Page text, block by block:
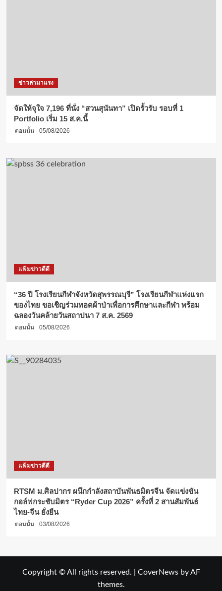
ข่าวล่ามาแรง
จัดให้จุใจ 7,196 ที่นั่ง “สวนสุนันทา” เปิดรั้วรับ รอบที่ 1
Portfolio เริ่ม 15 ส.ค.นี้
ตอนนั้น 05/08/2026
แฟ้มข่าวดีดี
“36 ปี โรงเรียนกีฬาจังหวัดสุพรรณบุรี” โรงเรียนกีฬาแห่งแรก
ของไทย ขอเชิญร่วมทอดผ้าป่าเพื่อการศึกษาและกีฬา พร้อม
ฉลองวันคล้ายวันสถาปนา 7 ส.ค. 2569
ตอนนั้น 05/08/2026
แฟ้มข่าวดีดี
RTSM ม.ศิลปากร ผนึกกำลังสถาบันพันธมิตรจีน จัดแข่งขัน
กอล์ฟกระชับมิตร “Ryder Cup 2026” ครั้งที่ 2 สานสัมพันธ์
ไทย-จีน ยั่งยืน
ตอนนั้น 03/08/2026
Copyright © All rights reserved. CoverNewsby AF
themes.